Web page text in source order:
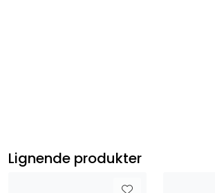
Lignende produkter